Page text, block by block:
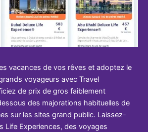
vacances de vos rêves et adoptez le
voyageurs avec Travel
de prix de gros faiblement
des majorations habituelles de
sur les sites grand public. Laissez-
Life Experiences, des voyages